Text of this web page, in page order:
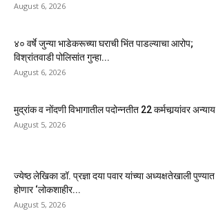
August 6, 2026
४० वर्षे जुन्या भाडेकरूच्या घराची भिंत पाडल्याचा आरोप;
विश्रांतवाडी पोलिसांत गुन्हा...
August 6, 2026
मुद्रांक व नोंदणी विभागातील पदोन्नतीत 22 कर्मचार्‍यांवर अन्याय
August 5, 2026
ज्येष्ठ लेखिका डॉ. प्रज्ञा दया पवार यांच्या अध्यक्षतेखाली पुण्यात
होणार ‘लोकशाहीर...
August 5, 2026